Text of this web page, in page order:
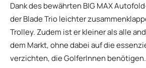
Dank des bewährten BIG MAX
der Blade Trio leichter
Trolley. Zudem ist er kleiner als alle
dem Markt, ohne dabei auf die
verzichten, die GolferInnen benötigen.